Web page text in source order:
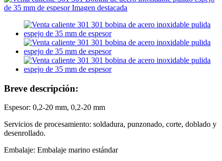
Breve descripción:
Espesor: 0,2-20 mm, 0,2-20 mm
Servicios de procesamiento: soldadura, punzonado, corte, doblado y
desenrollado.
Embalaje: Embalaje marino estándar